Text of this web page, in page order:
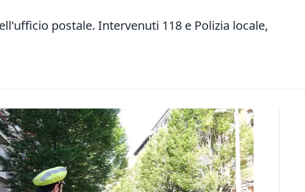
postale. Intervenuti 118 e Polizia locale,